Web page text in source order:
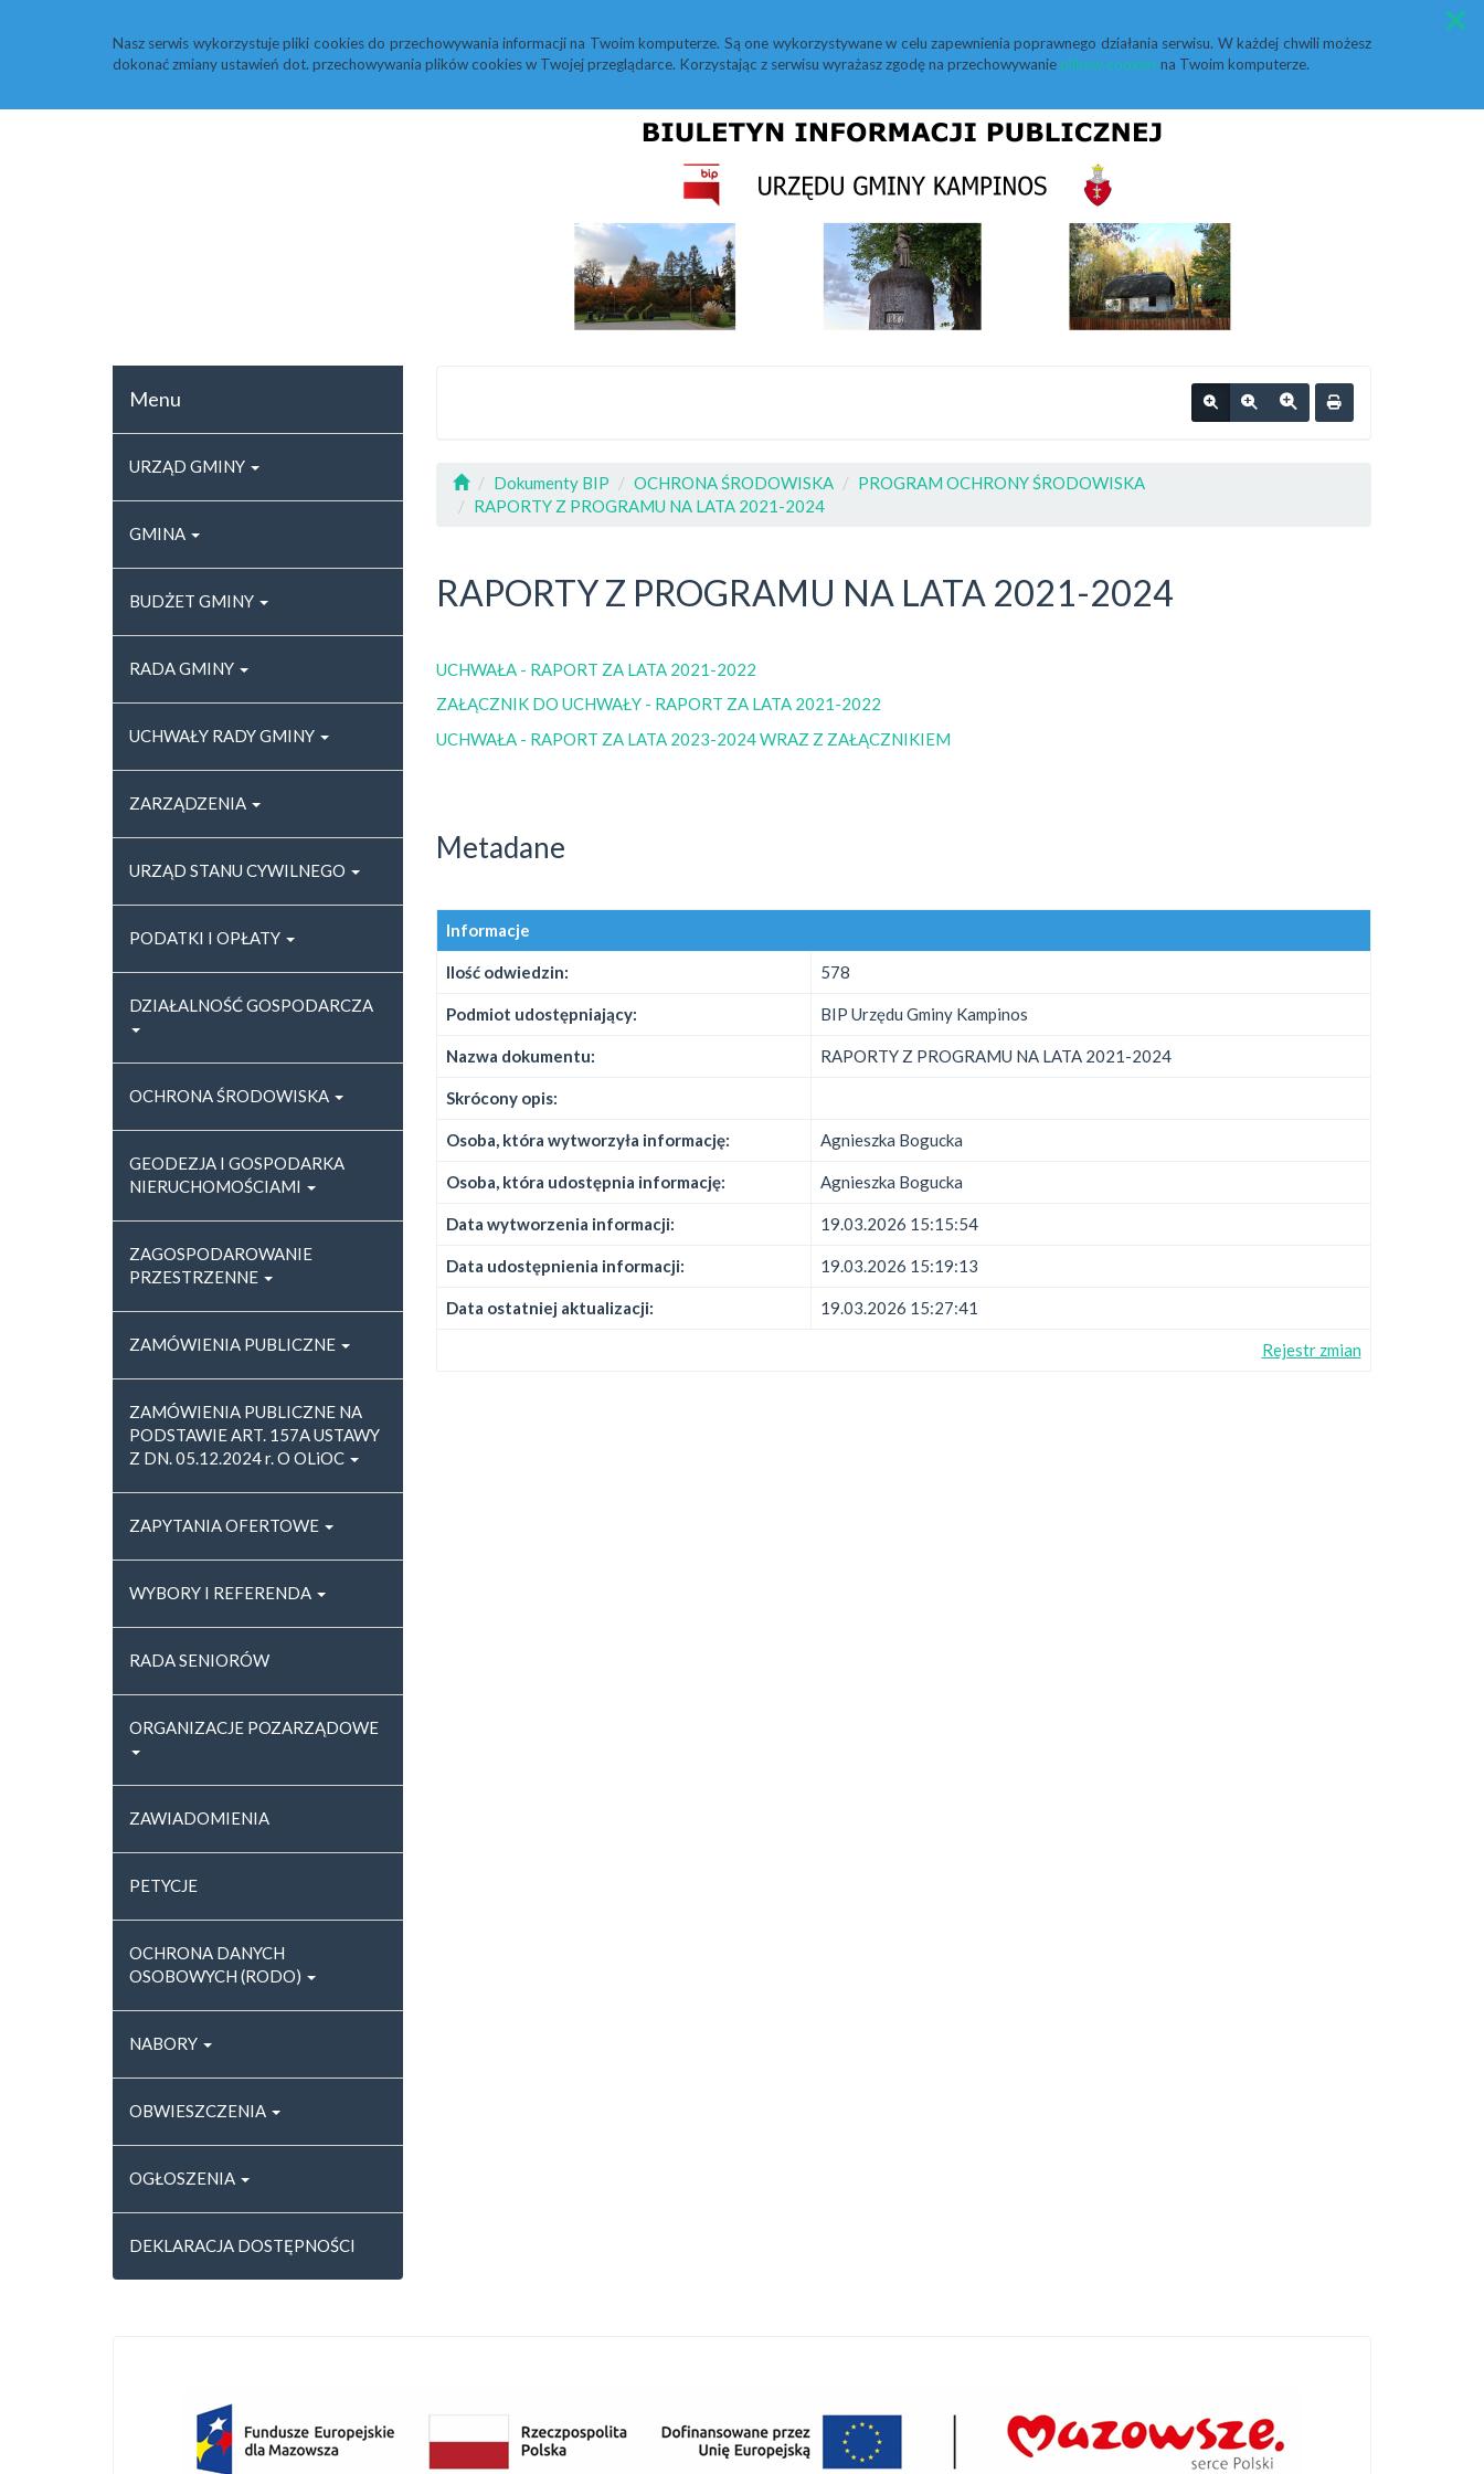
Nasz serwis wykorzystuje pliki cookies do przechowywania informacji na Twoim komputerze. Są one wykorzystywane w celu zapewnienia poprawnego działania serwisu. W każdej chwili możesz
dokonać zmiany ustawień dot. przechowywania plików cookies w Twojej przeglądarce. Korzystając z serwisu wyrażasz zgodę na przechowywanie plików cookiesna Twoim komputerze.
Przycisk wyszukaj duży
Menu
URZĄD GMINY
GMINA
BUDŻET GMINY
RADA GMINY
UCHWAŁY RADY GMINY
ZARZĄDZENIA
URZĄD STANU CYWILNEGO
PODATKI I OPŁATY
DZIAŁALNOŚĆ GOSPODARCZA
OCHRONA ŚRODOWISKA
GEODEZJA I GOSPODARKA
NIERUCHOMOŚCIAMI
ZAGOSPODAROWANIE
PRZESTRZENNE
ZAMÓWIENIA PUBLICZNE
ZAMÓWIENIA PUBLICZNE NA
PODSTAWIE ART. 157A USTAWY
Z DN. 05.12.2024 r. O OLiOC
ZAPYTANIA OFERTOWE
WYBORY I REFERENDA
RADA SENIORÓW
ORGANIZACJE POZARZĄDOWE
ZAWIADOMIENIA
PETYCJE
OCHRONA DANYCH
OSOBOWYCH (RODO)
NABORY
OBWIESZCZENIA
OGŁOSZENIA
DEKLARACJA DOSTĘPNOŚCI
Dokumenty BIP OCHRONA ŚRODOWISKA
PROGRAM OCHRONY ŚRODOWISKA
RAPORTY Z PROGRAMU NA LATA 2021-2024
RAPORTY Z PROGRAMU NA LATA 2021-2024
UCHWAŁA - RAPORT ZA LATA 2021-2022
ZAŁĄCZNIK DO UCHWAŁY - RAPORT ZA LATA 2021-2022
UCHWAŁA - RAPORT ZA LATA 2023-2024 WRAZ Z ZAŁĄCZNIKIEM
Metadane
Informacje
Ilość odwiedzin: 578
Podmiot udostępniający: BIP Urzędu Gminy Kampinos
Nazwa dokumentu: RAPORTY Z PROGRAMU NA LATA 2021-2024
Skrócony opis:
Osoba, która wytworzyła informację: Agnieszka Bogucka
Osoba, która udostępnia informację: Agnieszka Bogucka
Data wytworzenia informacji: 19.03.2026 15:15:54
Data udostępnienia informacji: 19.03.2026 15:19:13
Data ostatniej aktualizacji: 19.03.2026 15:27:41
Rejestr zmian